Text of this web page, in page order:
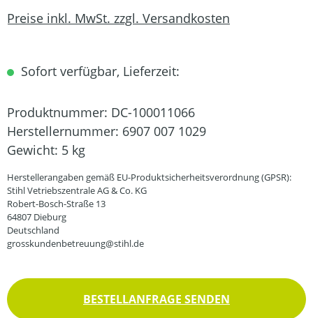
Preise inkl. MwSt. zzgl. Versandkosten
Sofort verfügbar, Lieferzeit:
Produktnummer: DC-100011066
Herstellernummer: 6907 007 1029
Gewicht: 5 kg
Herstellerangaben gemäß EU-Produktsicherheitsverordnung (GPSR):
Stihl Vetriebszentrale AG & Co. KG
Robert-Bosch-Straße 13
64807 Dieburg
Deutschland
grosskundenbetreuung@stihl.de
BESTELLANFRAGE SENDEN